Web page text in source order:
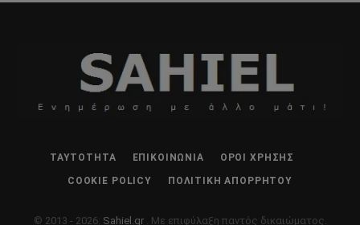
ΤΑΥΤΌΤΗΤΑ ΕΠΙΚΟΙΝΩΝΊΑ ΌΡΟΙ ΧΡΉΣΗΣ
COOKIE POLICY ΠΟΛΙΤΙΚΉ ΑΠΟΡΡΉΤΟΥ
© 2013 - 2026: Sahiel.gr . Με επιφύλαξη παντός δικαιώματος.